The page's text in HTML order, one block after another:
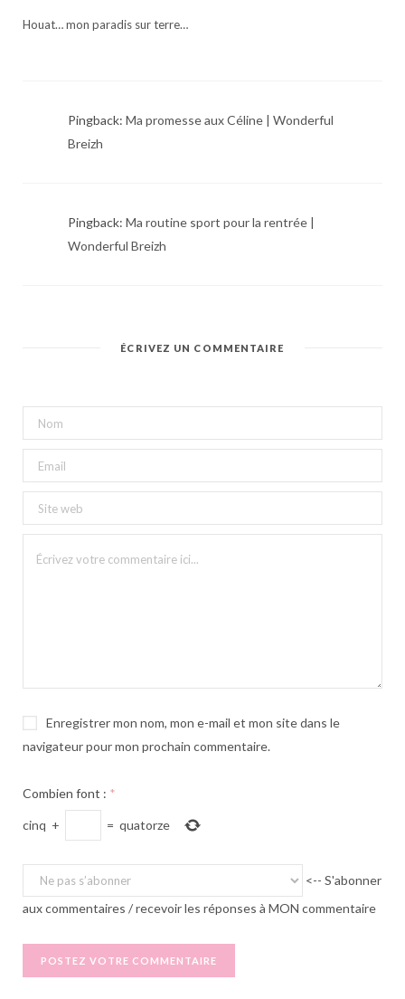
Houat… mon paradis sur terre…
Pingback: Ma promesse aux Céline | Wonderful
Breizh
Pingback: Ma routine sport pour la rentrée |
Wonderful Breizh
ÉCRIVEZ UN COMMENTAIRE
Enregistrer mon nom, mon e-mail et mon site dans le
navigateur pour mon prochain commentaire.
Combien font : *
cinq + = quatorze
<-- S'abonner
aux commentaires / recevoir les réponses à MON commentaire